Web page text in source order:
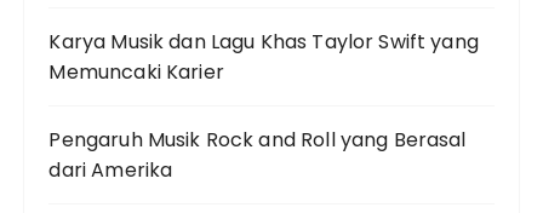
Karya Musik dan Lagu Khas Taylor Swift yang
Memuncaki Karier
Pengaruh Musik Rock and Roll yang Berasal
dari Amerika